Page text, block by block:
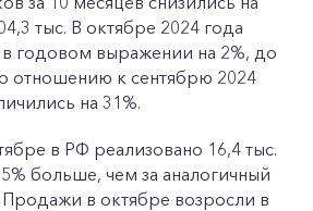
тыс. В октябре 2024 года
годовом выражении на 2%, до
отношению к сентябрю 2024
на 31%.
в РФ реализовано 16,4 тыс.
больше, чем за аналогичный
в октябре возросли в